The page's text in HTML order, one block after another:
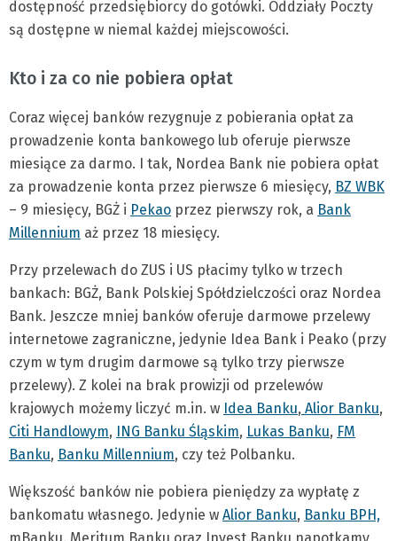
dostępność przedsiębiorcy do gotówki. Oddziały Poczty
są dostępne w niemal każdej miejscowości.
Kto i za co nie pobiera opłat
Coraz więcej banków rezygnuje z pobierania opłat za
prowadzenie konta bankowego lub oferuje pierwsze
miesiące za darmo. I tak, Nordea Bank nie pobiera opłat
za prowadzenie konta przez pierwsze 6 miesięcy, BZ WBK
– 9 miesięcy, BGŻ i Pekao przez pierwszy rok, a Bank
Millennium aż przez 18 miesięcy.
Przy przelewach do ZUS i US płacimy tylko w trzech
bankach: BGŻ, Bank Polskiej Spółdzielczości oraz Nordea
Bank. Jeszcze mniej banków oferuje darmowe przelewy
internetowe zagraniczne, jedynie Idea Bank i Peako (przy
czym w tym drugim darmowe są tylko trzy pierwsze
przelewy). Z kolei na brak prowizji od przelewów
krajowych możemy liczyć m.in. w Idea Banku, Alior Banku,
Citi Handlowym, ING Banku Śląskim, Lukas Banku, FM
Banku, Banku Millennium, czy też Polbanku.
Większość banków nie pobiera pieniędzy za wypłatę z
bankomatu własnego. Jedynie w Alior Banku, Banku BPH,